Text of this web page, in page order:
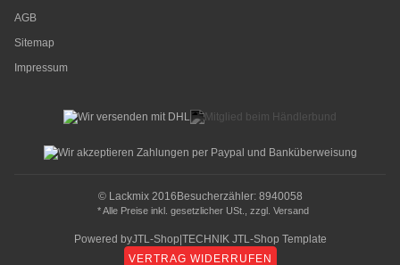
AGB
Sitemap
Impressum
© Lackmix 2016 Besucherzähler: 8940058
* Alle Preise inkl. gesetzlicher USt., zzgl. Versand
Powered byJTL-Shop TECHNIK JTL-Shop Template
VERTRAG WIDERRUFEN